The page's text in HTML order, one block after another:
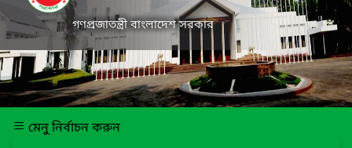
গণপ্রজাতন্ত্রী বাংলাদেশ সরকার
মেনু নির্বাচন করুন